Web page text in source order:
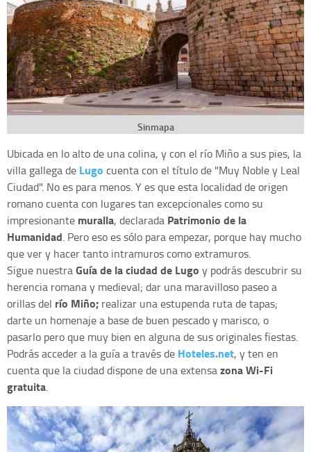
Sinmapa
Ubicada en lo alto de una colina, y con el río Miño a sus pies, la
villa gallega de Lugo cuenta con el título de "Muy Noble y Leal
Ciudad". No es para menos. Y es que esta localidad de origen
romano cuenta con lugares tan excepcionales como su
impresionante muralla, declarada Patrimonio de la
Humanidad. Pero eso es sólo para empezar, porque hay mucho
que ver y hacer tanto intramuros como extramuros.
Sigue nuestraGuía de la ciudad de Lugo y podrás descubrir su
herencia romana y medieval; dar una maravilloso paseo a
orillas del río Miño; realizar una estupenda ruta de tapas;
darte un homenaje a base de buen pescado y marisco, o
pasarlo pero que muy bien en alguna de sus originales fiestas.
Podrás acceder a la guía a través de Hoteles.net, y ten en
cuenta que la ciudad dispone de una extensazona Wi-Fi
gratuita.